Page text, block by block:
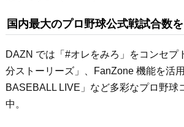
国内最大のプロ野球公式戦試合数
DAZN では「#オレをみろ」をコンセプ
分ストーリーズ」、FanZone 機能を活
BASEBALL LIVE」など多彩なプロ野球
中。